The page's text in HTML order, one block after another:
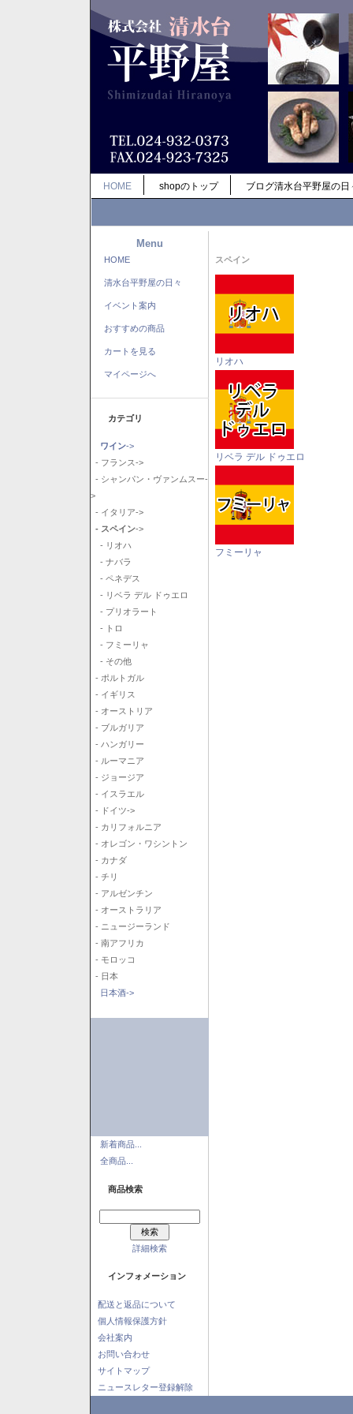
HOME shopのトップ ブログ清水台平野屋の日
Menu
HOME
清水台平野屋の日々
イベント案内
おすすめの商品
カートを見る
マイページへ
カテゴリ
ワイン->
- フランス->
- シャンパン・ヴァンムスー-
>
- イタリア->
- スペイン->
- リオハ
- ナバラ
- ペネデス
- リベラ デル ドゥエロ
- プリオラート
- トロ
- フミーリャ
- その他
- ポルトガル
- イギリス
- オーストリア
- ブルガリア
- ハンガリー
- ルーマニア
- ジョージア
- イスラエル
- ドイツ->
- カリフォルニア
- オレゴン・ワシントン
- カナダ
- チリ
- アルゼンチン
- オーストラリア
- ニュージーランド
- 南アフリカ
- モロッコ
- 日本
日本酒->
新着商品...
全商品...
商品検索
詳細検索
インフォメーション
配送と返品について
個人情報保護方針
会社案内
お問い合わせ
サイトマップ
ニュースレター登録解除
スペイン
リオハ
リベラ デル ドゥエロ
フミーリャ